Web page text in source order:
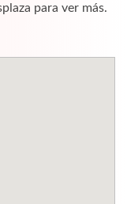
para ver más.